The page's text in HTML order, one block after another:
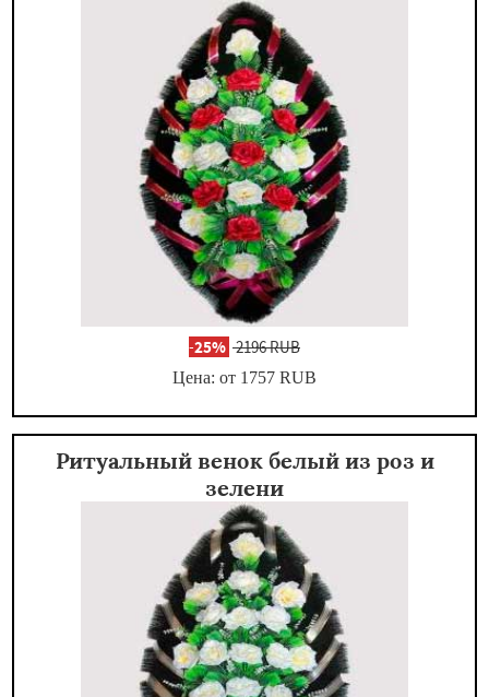
-25% 2196 RUB
Цена: от 1757 RUB
Ритуальный венок белый из роз и
зелени